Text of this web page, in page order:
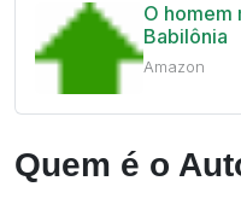
O homem
Babilônia
Amazon
Quem é o